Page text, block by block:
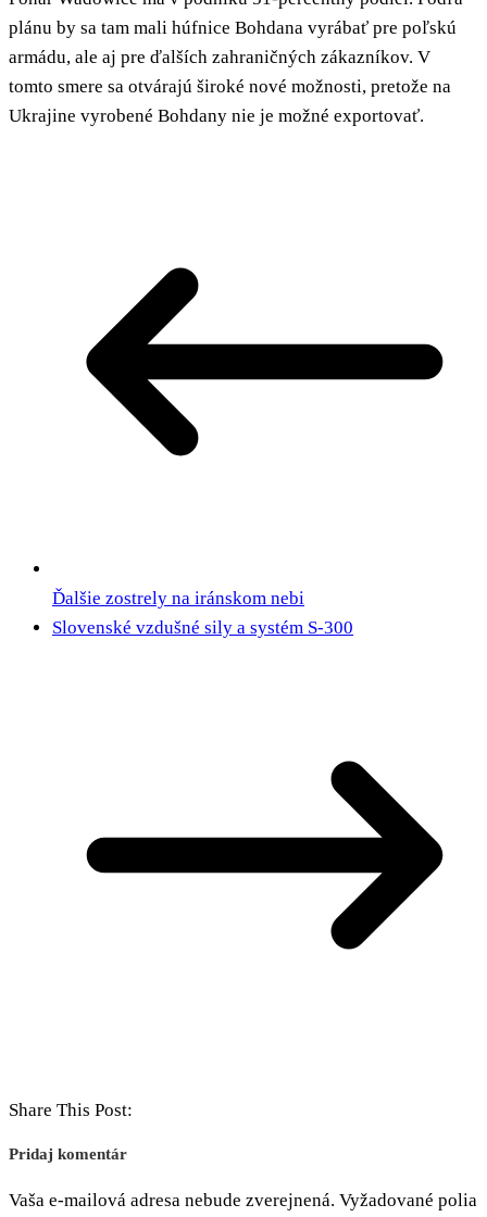
plánu by sa tam mali húfnice Bohdana vyrábať pre poľskú
armádu, ale aj pre ďalších zahraničných zákazníkov. V
tomto smere sa otvárajú široké nové možnosti, pretože na
Ukrajine vyrobené Bohdany nie je možné exportovať.
Ďalšie zostrely na iránskom nebi
Slovenské vzdušné sily a systém S-300
Share This Post:
Pridaj komentár
Vaša e-mailová adresa nebude zverejnená. Vyžadované polia